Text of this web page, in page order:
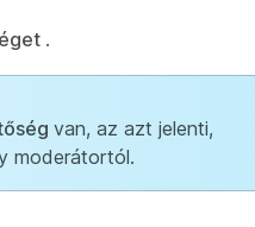
.
van, az azt jelenti,
moderátortól.